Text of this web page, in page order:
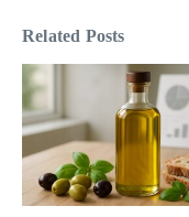
Related Posts